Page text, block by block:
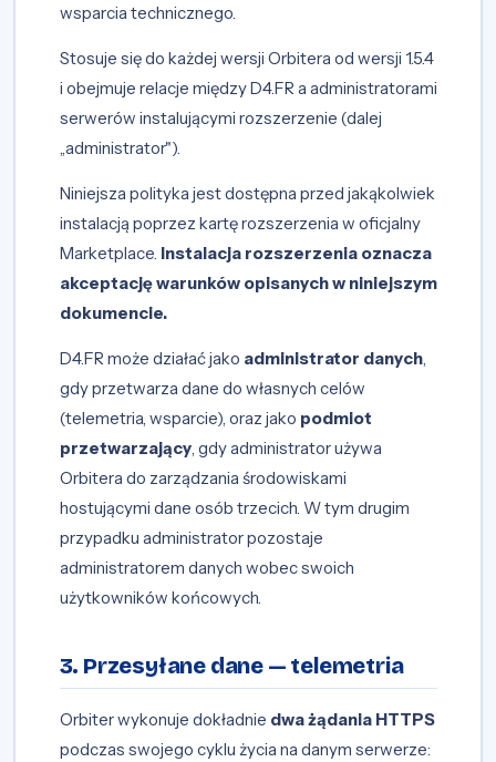
wsparcia technicznego.
Stosuje się do każdej wersji Orbitera od wersji 1.5.4
i obejmuje relacje między D4.FR a administratorami
serwerów instalującymi rozszerzenie (dalej
„administrator").
Niniejsza polityka jest dostępna przed jakąkolwiek
instalacją poprzez kartę rozszerzenia w oficjalny
Marketplace. Instalacja rozszerzenia oznacza
akceptację warunków opisanych w niniejszym
dokumencie.
D4.FR może działać jako administrator danych,
gdy przetwarza dane do własnych celów
(telemetria, wsparcie), oraz jako podmiot
przetwarzający, gdy administrator używa
Orbitera do zarządzania środowiskami
hostującymi dane osób trzecich. W tym drugim
przypadku administrator pozostaje
administratorem danych wobec swoich
użytkowników końcowych.
3. Przesyłane dane — telemetria
Orbiter wykonuje dokładnie dwa żądania HTTPS
podczas swojego cyklu życia na danym serwerze: